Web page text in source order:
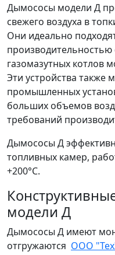
Дымососы модели Д
свежего воздуха в
Они идеально
производительностью
газомазутных котлов
Эти устройства также
промышленных
больших объемов
требований
Дымососы Д
топливных камер,
+200°C.
модели Д
Дымососы Д имеют
отгружаются ООО